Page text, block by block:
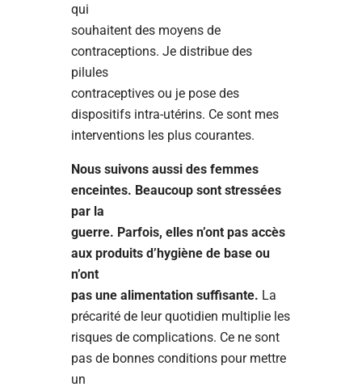
qui
souhaitent des moyens de
contraceptions. Je distribue des
pilules
contraceptives ou je pose des
dispositifs intra-utérins. Ce sont mes
interventions les plus courantes.
Nous suivons aussi des femmes
enceintes. Beaucoup sont stressées
par la
guerre. Parfois, elles n’ont pas accès
aux produits d’hygiène de base ou
n’ont
pas une alimentation suffisante. La
précarité de leur quotidien multiplie les
risques de complications. Ce ne sont
pas de bonnes conditions pour mettre
un